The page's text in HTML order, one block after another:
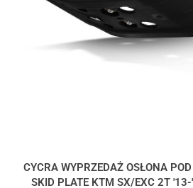
CYCRA WYPRZEDAŻ OSŁONA
SKID PLATE KTM SX/EXC 2T